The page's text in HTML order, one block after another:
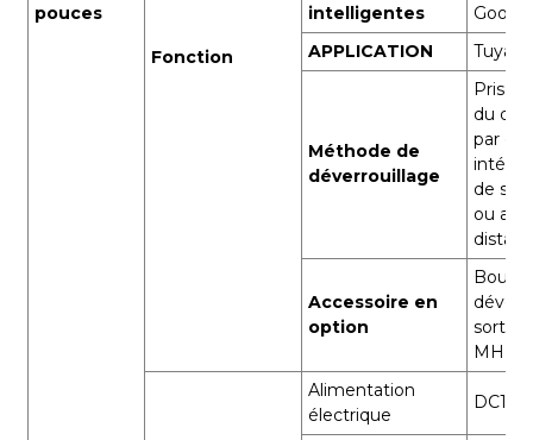
pouces
Fonction
intelligentes
APPLICATION
Tuya
Méthode de
déverrouillage
Prise
du
par
de
ou
Accessoire en
option
sortie
MHz
Alimentation
électrique